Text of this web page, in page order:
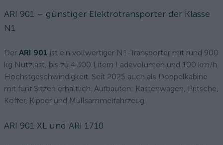
ARI 901 – günstiger Elektrotransporter der Klasse
N1
Der ARI 901 ist ein vollwertiger N1-Transporter mit rund 900
kg Nutzlast, bis zu 4.300 Litern Ladevolumen und 100 km/h
Höchstgeschwindigkeit. Seit 2025 auch als Doppelkabine
mit fünf Sitzen erhältlich. Aufbauten: Kastenwagen, Pritsche,
Koffer, Kipper und Müllsammelfahrzeug.
ARI 901 XL und ARI 1710